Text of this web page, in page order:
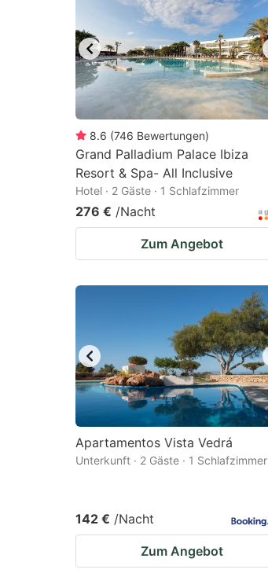
mark
key
to
get
the
keyboard
shortcuts
for
changing
dates.
8.6 (746 Bewertungen)
Grand Palladium Palace Ibiza
Resort & Spa- All Inclusive
Hotel · 2 Gäste · 1 Schlafzimmer
276 € /Nacht
Zum Angebot
Apartamentos Vista Vedrá
Unterkunft · 2 Gäste · 1 Schlafzimmer
142 € /Nacht
Zum Angebot